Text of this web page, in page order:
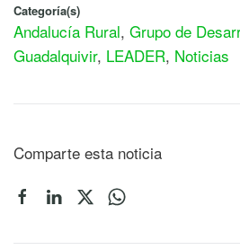
Categoría(s)
Andalucía Rural, Grupo de
Guadalquivir, LEADER, Noticias
Comparte esta noticia